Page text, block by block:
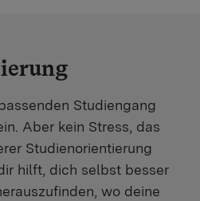
Studiengang
Aber kein Stress, das
Studienorientierung
hilft, dich selbst besser
wo deine